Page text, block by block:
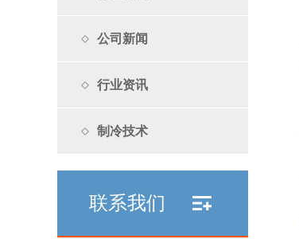
公司新闻
行业资讯
制冷技术
联系我们